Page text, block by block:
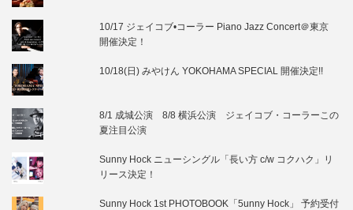
10/17 ジェイコブ•コーラー Piano Jazz Concert＠東京
開催決定！
10/18(日) みやけん YOKOHAMA SPECIAL 開催決定!!
8/1 成城公演 8/8 横浜公演 ジェイコブ・コーラーこの
夏注目公演
Sunny Hock ニューシングル「長い方 c/w コクハク」リ
リース決定！
Sunny Hock 1st PHOTOBOOK「5unny Hock」 予約受付